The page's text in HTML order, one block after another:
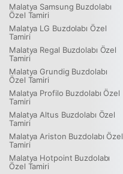
Malatya Samsung Buzdolabı
Özel Tamiri
Malatya LG Buzdolabı Özel
Tamiri
Malatya Regal Buzdolabı Özel
Tamiri
Malatya Grundig Buzdolabı
Özel Tamiri
Malatya Profilo Buzdolabı Özel
Tamiri
Malatya Altus Buzdolabı Özel
Tamiri
Malatya Ariston Buzdolabı Özel
Tamiri
Malatya Hotpoint Buzdolabı
Özel Tamiri